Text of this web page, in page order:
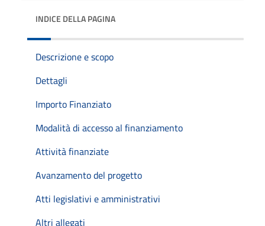
INDICE DELLA PAGINA
Descrizione e scopo
Dettagli
Importo Finanziato
Modalità di accesso al finanziamento
Attività finanziate
Avanzamento del progetto
Atti legislativi e amministrativi
Altri allegati